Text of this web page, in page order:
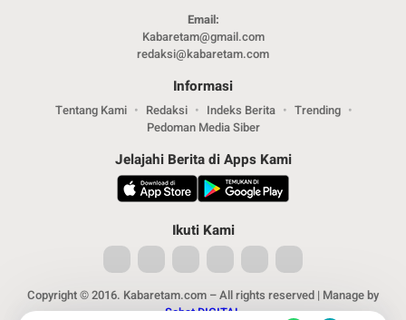
Email:
Kabaretam@gmail.com
redaksi@kabaretam.com
Informasi
Tentang Kami Redaksi Indeks Berita
Trending
Pedoman Media Siber
Jelajahi Berita di Apps Kami
Ikuti Kami
Copyright © 2016. Kabaretam.com – All rights reserved | Manage by
Sobat DIGITAL